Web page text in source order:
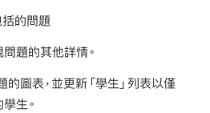
的問題
題的其他詳情。
的圖表，並更新「學生」列表以僅
生。